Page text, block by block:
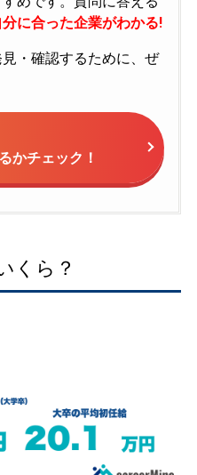
に合った企業がわかる!
・確認するために、ぜ
かチェック！
くら？